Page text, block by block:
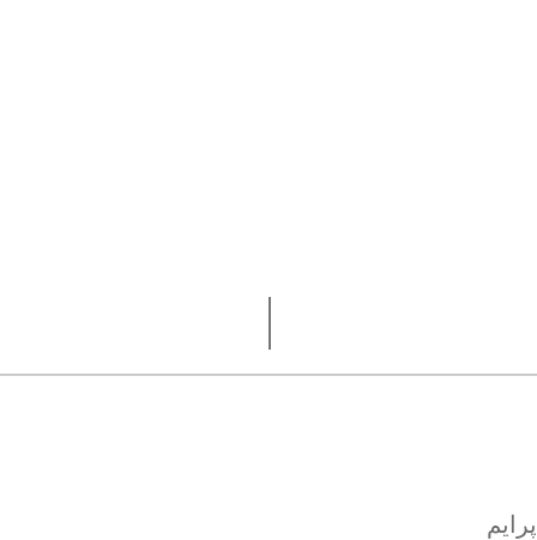
پرایم